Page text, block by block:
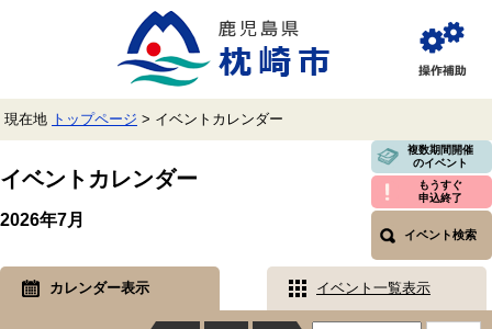
で
ば
本
へ
覧
補
現在地 トップページ > イベントカレンダー
イベントカレンダー
複数期間開催
のイベント
もうすぐ
申込終了
イベント検索
2026年7月
カレンダー表示 イベント一覧表示